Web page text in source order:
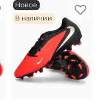
Новое
В наличии